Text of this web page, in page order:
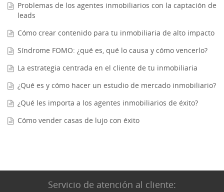
Problemas de los agentes inmobiliarios con la captación de
leads
Cómo crear contenido para tu inmobiliaria de alto impacto
Síndrome FOMO: ¿qué es, qué lo causa y cómo vencerlo?
La estrategia centrada en el cliente de tu inmobiliaria
¿Qué es y cómo hacer un estudio de mercado inmobiliario?
¿Qué les importa a los agentes inmobiliarios de éxito?
Cómo vender casas de lujo con éxito
Servicio de atención al cliente: